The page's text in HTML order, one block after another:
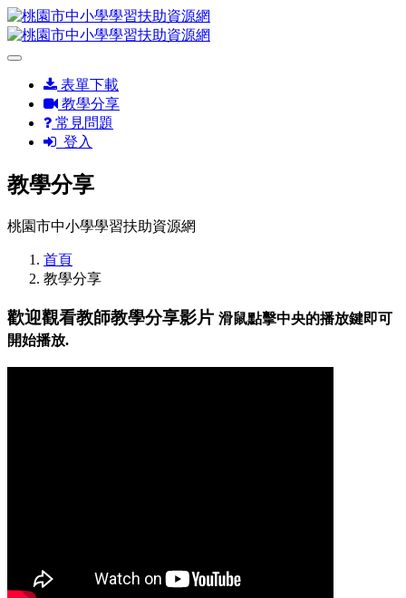
表單下載
教學分享
常見問題
登入
教學分享
桃園市中小學學習扶助資源網
首頁
教學分享
歡迎觀看教師教學分享影片 滑鼠點擊中央的播放鍵即可
開始播放.